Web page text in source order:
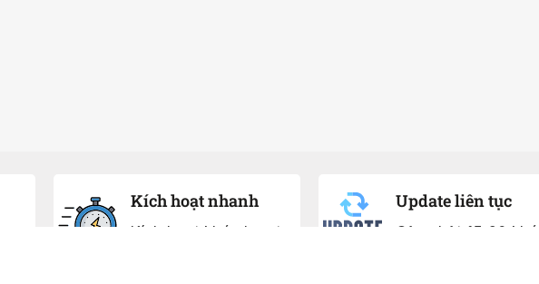
Kích hoạt nhanh
Kích hoạt khóa học tự
Update liên tục
Cập nhật 15-20 khóa